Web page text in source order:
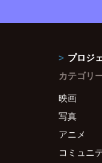
プロジ
カテゴリ
映画
写真
アニメ
コミュニ